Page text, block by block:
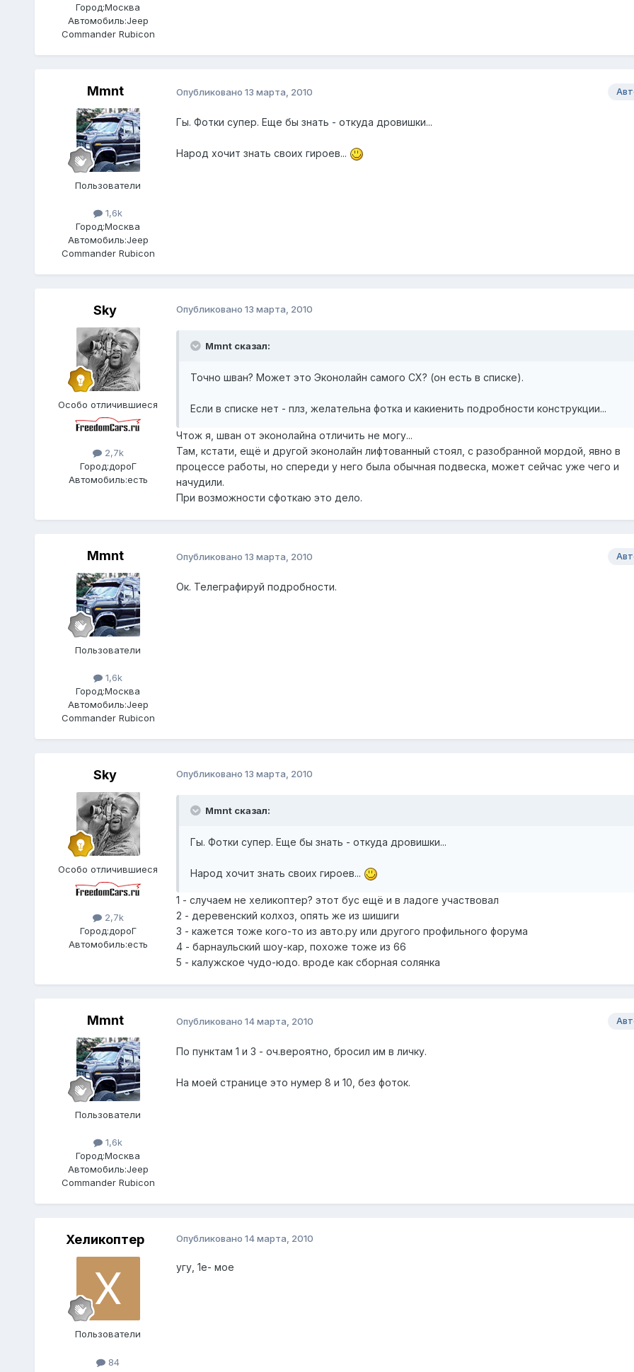
Город:Москва
Автомобиль:Jeep
Commander Rubicon
Mmnt
Пользователи
1,6k
Город:Москва
Автомобиль:Jeep
Commander Rubicon
Опубликовано 13 марта, 2010
Гы. Фотки супер. Еще бы знать - откуда дровишки...
Народ хочит знать своих гироев...
Sky
Особо отличившиеся
2,7k
Город:дороГ
Автомобиль:есть
Опубликовано 13 марта, 2010
Mmnt сказал:
Точно шван? Может это Эконолайн самого СХ? (он есть в списке).
Если в списке нет - плз, желательна фотка и какиенить подробности конструкции...
Чтож я, шван от эконолайна отличить не могу...
Там, кстати, ещё и другой эконолайн лифтованный стоял, с разобранной мордой, явно в
процессе работы, но спереди у него была обычная подвеска, может сейчас уже чего и
начудили.
При возможности сфоткаю это дело.
Mmnt
Пользователи
1,6k
Город:Москва
Автомобиль:Jeep
Commander Rubicon
Опубликовано 13 марта, 2010
Ок. Телеграфируй подробности.
Sky
Особо отличившиеся
2,7k
Город:дороГ
Автомобиль:есть
Опубликовано 13 марта, 2010
Mmnt сказал:
Гы. Фотки супер. Еще бы знать - откуда дровишки...
Народ хочит знать своих гироев...
1 - случаем не хеликоптер? этот бус ещё и в ладоге участвовал
2 - деревенский колхоз, опять же из шишиги
3 - кажется тоже кого-то из авто.ру или другого профильного форума
4 - барнаульский шоу-кар, похоже тоже из 66
5 - калужское чудо-юдо. вроде как сборная солянка
Mmnt
Пользователи
1,6k
Город:Москва
Автомобиль:Jeep
Commander Rubicon
Опубликовано 14 марта, 2010
По пунктам 1 и 3 - оч.вероятно, бросил им в личку.
На моей странице это нумер 8 и 10, без фоток.
Хеликоптер
Пользователи
84
Опубликовано 14 марта, 2010
угу, 1е- мое